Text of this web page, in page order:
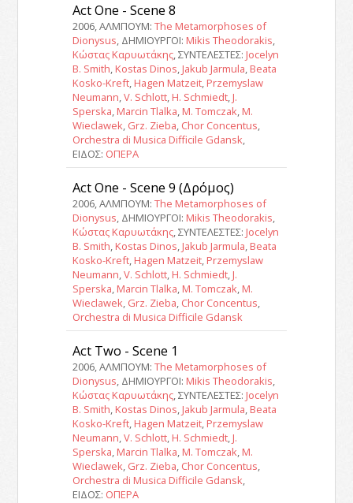
Act One - Scene 8
2006, ΑΛΜΠΟΥΜ: The Metamorphoses of
Dionysus, ΔΗΜΙΟΥΡΓΟΙ: Mikis Theodorakis,
Κώστας Καρυωτάκης, ΣΥΝΤΕΛΕΣΤΕΣ: Jocelyn
B. Smith, Kostas Dinos, Jakub Jarmula, Beata
Kosko-Kreft, Hagen Matzeit, Przemyslaw
Neumann,V. Schlott, H. Schmiedt, J.
Sperska, Marcin Tlalka, M. Tomczak, M.
Wieclawek, Grz. Zieba, Chor Concentus,
Orchestra di Musica Difficile Gdansk,
ΕΙΔΟΣ: ΟΠΕΡΑ
Act One - Scene 9 (Δρόμος)
2006, ΑΛΜΠΟΥΜ: The Metamorphoses of
Dionysus, ΔΗΜΙΟΥΡΓΟΙ: Mikis Theodorakis,
Κώστας Καρυωτάκης, ΣΥΝΤΕΛΕΣΤΕΣ: Jocelyn
B. Smith, Kostas Dinos, Jakub Jarmula, Beata
Kosko-Kreft, Hagen Matzeit, Przemyslaw
Neumann,V. Schlott, H. Schmiedt, J.
Sperska, Marcin Tlalka, M. Tomczak, M.
Wieclawek, Grz. Zieba, Chor Concentus,
Orchestra di Musica Difficile Gdansk
Act Two - Scene 1
2006, ΑΛΜΠΟΥΜ: The Metamorphoses of
Dionysus, ΔΗΜΙΟΥΡΓΟΙ: Mikis Theodorakis,
Κώστας Καρυωτάκης, ΣΥΝΤΕΛΕΣΤΕΣ: Jocelyn
B. Smith, Kostas Dinos, Jakub Jarmula, Beata
Kosko-Kreft, Hagen Matzeit, Przemyslaw
Neumann,V. Schlott, H. Schmiedt, J.
Sperska, Marcin Tlalka, M. Tomczak, M.
Wieclawek, Grz. Zieba, Chor Concentus,
Orchestra di Musica Difficile Gdansk,
ΕΙΔΟΣ: ΟΠΕΡΑ